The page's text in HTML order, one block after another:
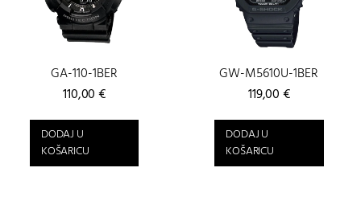
GA-110-1BER
110,00€
DODAJ U
KOŠARICU
GW-M5610U-1BER
119,00€
DODAJ U
KOŠARICU